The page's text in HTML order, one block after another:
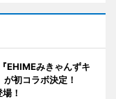
EHIMEみきゃんずキ
初コラボ決定！
！